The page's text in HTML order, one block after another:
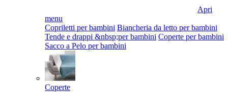
Apri
menu
Copriletti per bambini Biancheria da letto per bambini
Tende e drappi &nbsp;per bambini Coperte per bambini
Sacco a Pelo per bambini
Coperte